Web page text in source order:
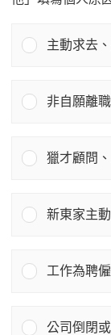
主動求去
非自願離
獵才顧問
新東家主
工作為聘
公司倒閉